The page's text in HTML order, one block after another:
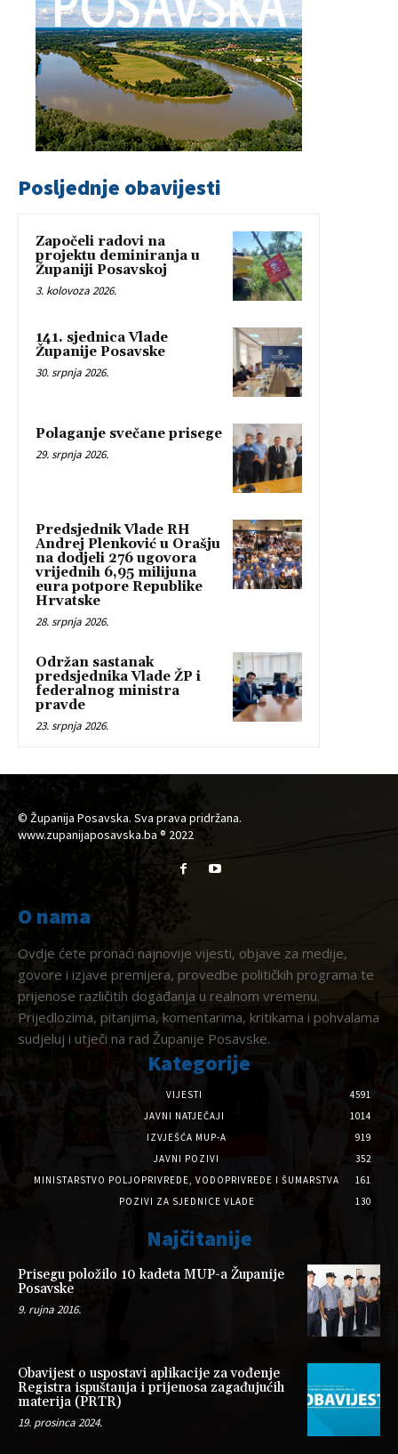
Posljednje obavijesti
Započeli radovi na
projektu deminiranja u
Županiji Posavskoj
3. kolovoza 2026.
141. sjednica Vlade
Županije Posavske
30. srpnja 2026.
Polaganje svečane prisege
29. srpnja 2026.
Predsjednik Vlade RH
Andrej Plenković u Orašju
na dodjeli 276 ugovora
vrijednih 6,95 milijuna
eura potpore Republike
Hrvatske
28. srpnja 2026.
Održan sastanak
predsjednika Vlade ŽP i
federalnog ministra
pravde
23. srpnja 2026.
© Županija Posavska. Sva prava pridržana.
www.zupanijaposavska.ba ® 2022
O nama
Ovdje ćete pronaći najnovije vijesti, objave za medije,
govore i izjave premijera, provedbe političkih programa te
prijenose različitih događanja u realnom vremenu.
Prijedlozima, pitanjima, komentarima, kritikama i pohvalama
sudjeluj i utječi na rad Županije Posavske.
Kategorije
VIJESTI
4591
JAVNI NATJEČAJI
1014
IZVJEŠĆA MUP-A
919
JAVNI POZIVI
352
MINISTARSTVO POLJOPRIVREDE, VODOPRIVREDE I ŠUMARSTVA
161
POZIVI ZA SJEDNICE VLADE
130
Najčitanije
Prisegu položilo 10 kadeta MUP-a Županije
Posavske
9. rujna 2016.
Obavijest o uspostavi aplikacije za vođenje
Registra ispuštanja i prijenosa zagađujućih
materija (PRTR)
19. prosinca 2024.